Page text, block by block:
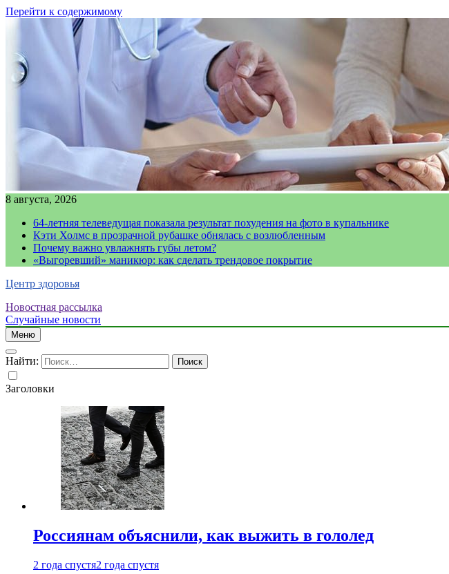
Перейти к содержимому
8 августа, 2026
64-летняя телеведущая показала результат похудения на фото в купальнике
Кэти Холмс в прозрачной рубашке обнялась с возлюбленным
Почему важно увлажнять губы летом?
«Выгоревший» маникюр: как сделать трендовое покрытие
Центр здоровья
Новостная рассылка
Случайные новости
Меню
Найти:
Заголовки
Россиянам объяснили, как выжить в гололед
2 года спустя2 года спустя